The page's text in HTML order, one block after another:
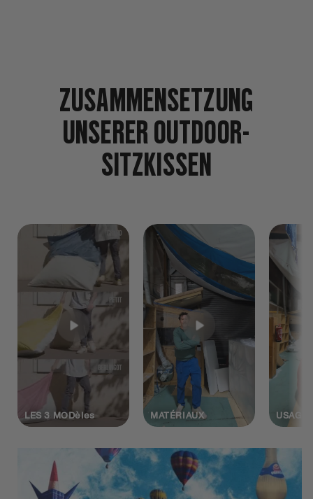
ZUSAMMENSETZUNG
UNSERER OUTDOOR-
SITZKISSEN
LES 3 MODèles MATÉRIAUX USAGE